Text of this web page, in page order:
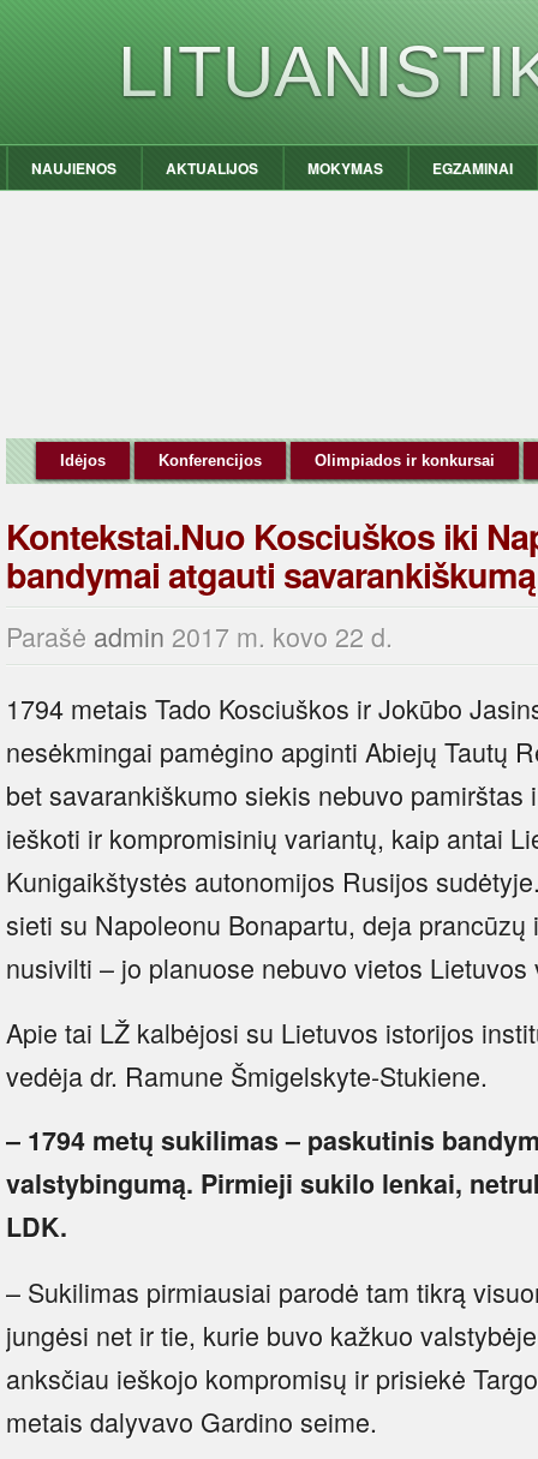
NAUJIENOS AKTUALIJOS MOKYMAS EGZAMINAI
Idėjos Konferencijos Olimpiados ir konkursai
Kontekstai.Nuo Kosciuškos iki
bandymai atgauti savarankiškumą
Parašė admin 2017 m. kovo 22 d.
1794 metais Tado Kosciuškos ir Jokūbo
nesėkmingai pamėgino apginti Abiejų Tautų
bet savarankiškumo siekis nebuvo
ieškoti ir kompromisinių variantų, kaip antai
Kunigaikštystės autonomijos Rusijos
sieti su Napoleonu Bonapartu, deja
nusivilti – jo planuose nebuvo vietos Lietuvos
Apie tai LŽ kalbėjosi su Lietuvos istorijos
vedėja dr. Ramune Šmigelskyte-Stukiene.
– 1794 metų sukilimas – paskutinis
valstybingumą. Pirmieji sukilo lenkai,
LDK.
– Sukilimas pirmiausiai parodė tam tikrą
jungėsi net ir tie, kurie buvo kažkuo
anksčiau ieškojo kompromisų ir prisiekė
metais dalyvavo Gardino seime.